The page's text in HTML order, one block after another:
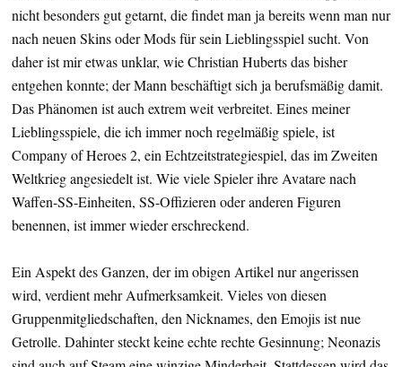
nicht besonders gut getarnt, die findet man ja bereits wenn man nur
nach neuen Skins oder Mods für sein Lieblingsspiel sucht. Von
daher ist mir etwas unklar, wie Christian Huberts das bisher
entgehen konnte; der Mann beschäftigt sich ja berufsmäßig damit.
Das Phänomen ist auch extrem weit verbreitet. Eines meiner
Lieblingsspiele, die ich immer noch regelmäßig spiele, ist
Company of Heroes 2, ein Echtzeitstrategiespiel, das im Zweiten
Weltkrieg angesiedelt ist. Wie viele Spieler ihre Avatare nach
Waffen-SS-Einheiten, SS-Offizieren oder anderen Figuren
benennen, ist immer wieder erschreckend.
Ein Aspekt des Ganzen, der im obigen Artikel nur angerissen
wird, verdient mehr Aufmerksamkeit. Vieles von diesen
Gruppenmitgliedschaften, den Nicknames, den Emojis ist nue
Getrolle. Dahinter steckt keine echte rechte Gesinnung; Neonazis